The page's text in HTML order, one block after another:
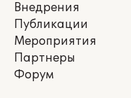
Внедрения
Публикации
Мероприятия
Партнеры
Форум